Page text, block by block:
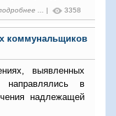
... | 3358
коммунальщиков
выявленных
направлялись в
надлежащей